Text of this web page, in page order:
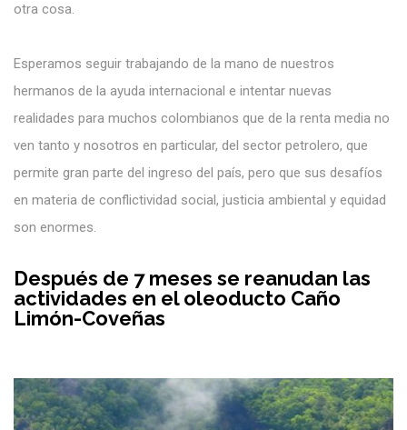
otra cosa.
Esperamos seguir trabajando de la mano de nuestros
hermanos de la ayuda internacional e intentar nuevas
realidades para muchos colombianos que de la renta media no
ven tanto y nosotros en particular, del sector petrolero, que
permite gran parte del ingreso del país, pero que sus desafíos
en materia de conflictividad social, justicia ambiental y equidad
son enormes.
Después de 7 meses se reanudan las
actividades en el oleoducto Caño
Limón-Coveñas